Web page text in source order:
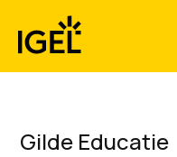
content
Gilde Educatie